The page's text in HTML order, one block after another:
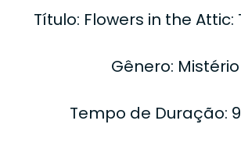
Título: Flowers in the Attic:
Gênero: Mistério
Tempo de Duração: